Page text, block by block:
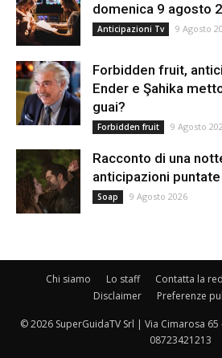
domenica 9 agosto
Anticipazioni Tv 9 Agosto
Forbidden fruit,
Ender e Şahika
guai?
Forbidden fruit 9 Agosto
Racconto di una
anticipazioni
Soap 9 Agosto 2026
Chi siamo Lo staff Contatta la
Disclaimer
Preferenze
© 2026 SuperGuidaTV Srl | Via Cimarosa 65
08723421213